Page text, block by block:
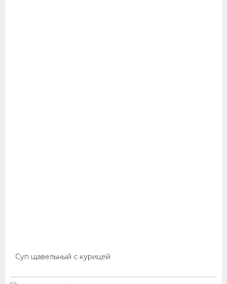
Суп щавельный с курицей